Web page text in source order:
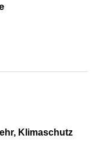
Klimaschutz